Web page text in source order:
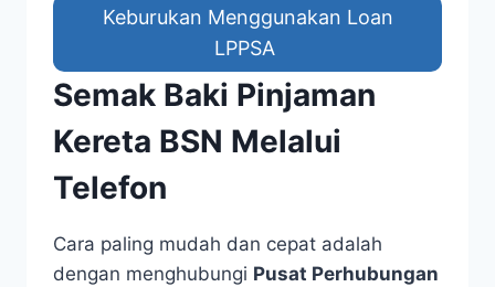
Keburukan Menggunakan Loan
LPPSA
Semak Baki Pinjaman
Kereta BSN Melalui
Telefon
Cara paling mudah dan cepat adalah
dengan menghubungi Pusat Perhubungan